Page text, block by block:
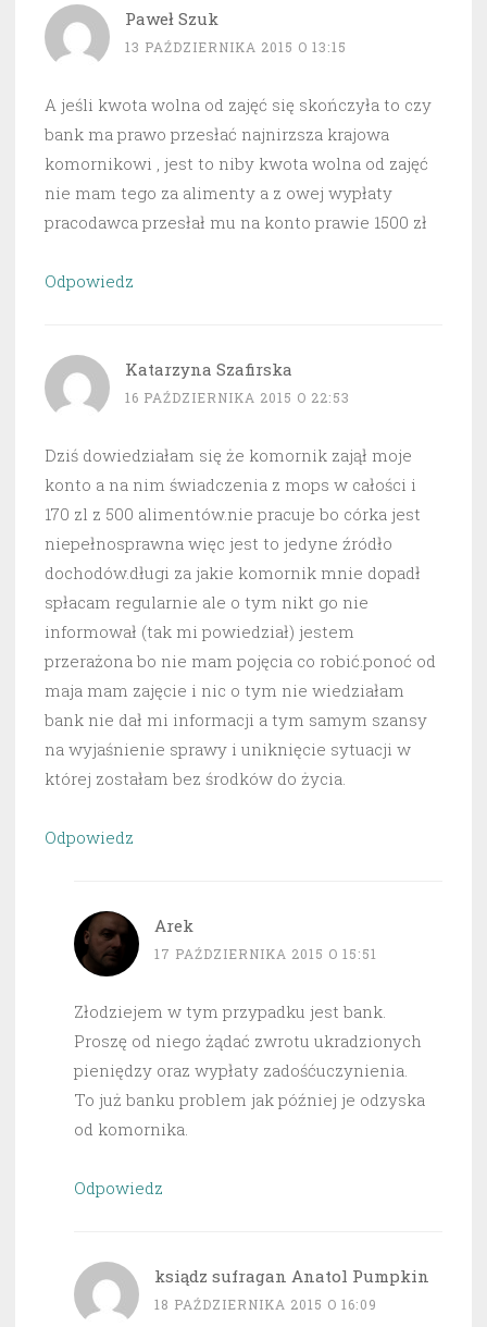
Paweł Szuk
13 PAŹDZIERNIKA 2015 O 13:15
A jeśli kwota wolna od zajęć się skończyła to czy
bank ma prawo przesłać najnirzsza krajowa
komornikowi , jest to niby kwota wolna od zajęć
nie mam tego za alimenty a z owej wypłaty
pracodawca przesłał mu na konto prawie 1500 zł
Odpowiedz
Katarzyna Szafirska
16 PAŹDZIERNIKA 2015 O 22:53
Dziś dowiedziałam się że komornik zajął moje
konto a na nim świadczenia z mops w całości i
170 zl z 500 alimentów.nie pracuje bo córka jest
niepełnosprawna więc jest to jedyne źródło
dochodów.długi za jakie komornik mnie dopadł
spłacam regularnie ale o tym nikt go nie
informował (tak mi powiedział) jestem
przerażona bo nie mam pojęcia co robić.ponoć od
maja mam zajęcie i nic o tym nie wiedziałam
bank nie dał mi informacji a tym samym szansy
na wyjaśnienie sprawy i uniknięcie sytuacji w
której zostałam bez środków do życia.
Odpowiedz
Arek
17 PAŹDZIERNIKA 2015 O 15:51
Złodziejem w tym przypadku jest bank.
Proszę od niego żądać zwrotu ukradzionych
pieniędzy oraz wypłaty zadośćuczynienia.
To już banku problem jak później je odzyska
od komornika.
Odpowiedz
ksiądz sufragan Anatol Pumpkin
18 PAŹDZIERNIKA 2015 O 16:09